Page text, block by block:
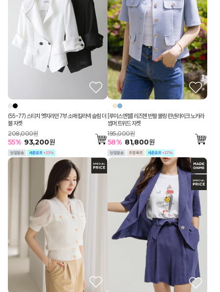
(55-77) 스티치 엣지라인 7부 소매 칼라넥 슬림 더
블 자켓
208,000원
55% 93,200원
[루이스엔젤] 리즈헨 반팔 쿨링 린넨라이크 노카라
썸머 트위드 자켓
195,000원
58% 81,800원